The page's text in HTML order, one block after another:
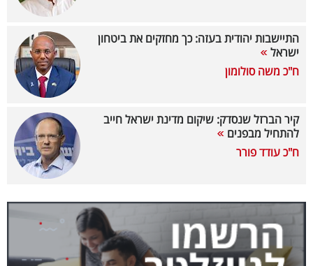
מינויים
רייטינג
בריאות
ופנאי
תיירות
התיישבות יהודית בעזה: כך מחזקים את ביטחון
ישראל
ח"כ משה סולומון
קיר הברזל שנסדק: שיקום מדינת ישראל חייב
להתחיל מבפנים
ח"כ עודד פורר